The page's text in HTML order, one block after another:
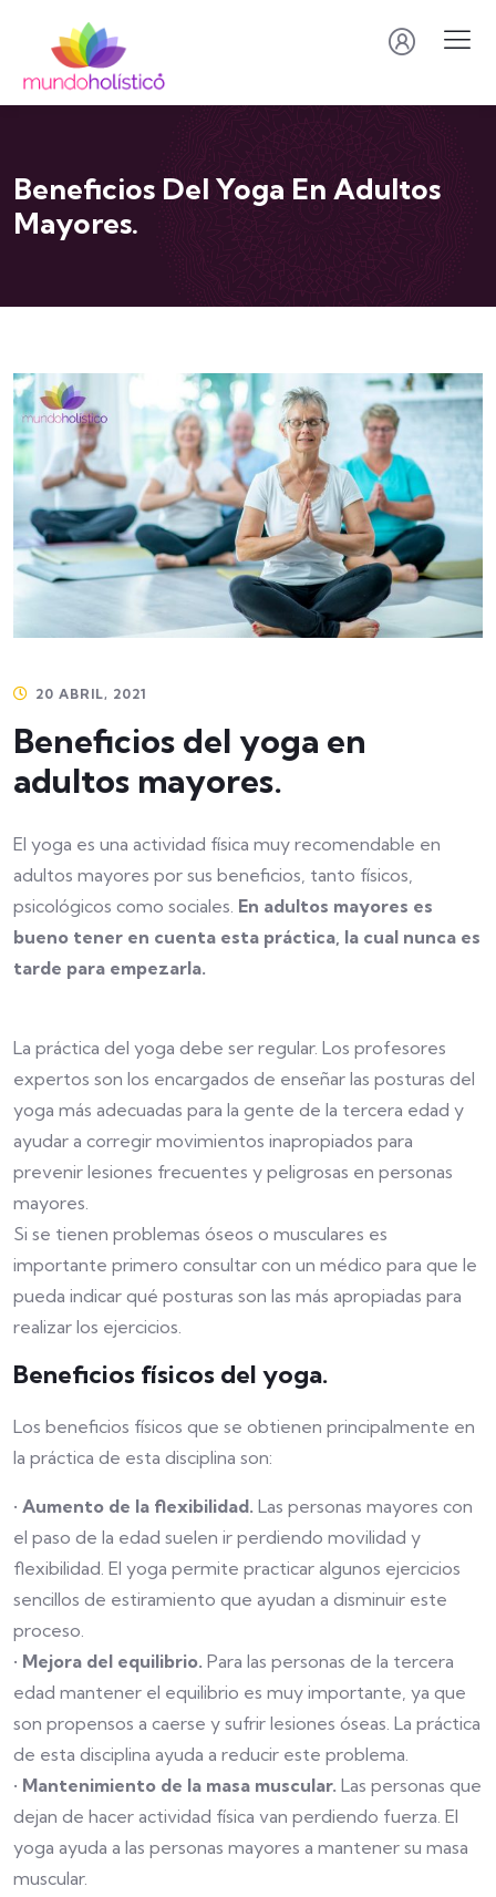
Beneficios Del Yoga En Adultos
Mayores.
20 ABRIL, 2021
Beneficios del yoga en
adultos mayores.
El yoga es una actividad física muy recomendable en
adultos mayores por sus beneficios, tanto físicos,
psicológicos como sociales. En adultos mayores es
bueno tener en cuenta esta práctica, la cual nunca es
tarde para empezarla.
La práctica del yoga debe ser regular. Los profesores
expertos son los encargados de enseñar las posturas del
yoga más adecuadas para la gente de la tercera edad y
ayudar a corregir movimientos inapropiados para
prevenir lesiones frecuentes y peligrosas en personas
mayores.
Si se tienen problemas óseos o musculares es
importante primero consultar con un médico para que le
pueda indicar qué posturas son las más apropiadas para
realizar los ejercicios.
Beneficios físicos del yoga.
Los beneficios físicos que se obtienen principalmente en
la práctica de esta disciplina son:
• Aumento de la flexibilidad. Las personas mayores con
el paso de la edad suelen ir perdiendo movilidad y
flexibilidad. El yoga permite practicar algunos ejercicios
sencillos de estiramiento que ayudan a disminuir este
proceso.
• Mejora del equilibrio. Para las personas de la tercera
edad mantener el equilibrio es muy importante, ya que
son propensos a caerse y sufrir lesiones óseas. La práctica
de esta disciplina ayuda a reducir este problema.
• Mantenimiento de la masa muscular. Las personas que
dejan de hacer actividad física van perdiendo fuerza. El
yoga ayuda a las personas mayores a mantener su masa
muscular.